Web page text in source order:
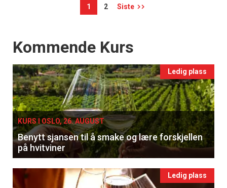
1 2 Siste
Events
Kommende Kurs
Ledig plass
KURS I OSLO, 26. AUGUST
Benytt sjansen til å smake og lære forskjellen
på hvitviner
Ledig plass